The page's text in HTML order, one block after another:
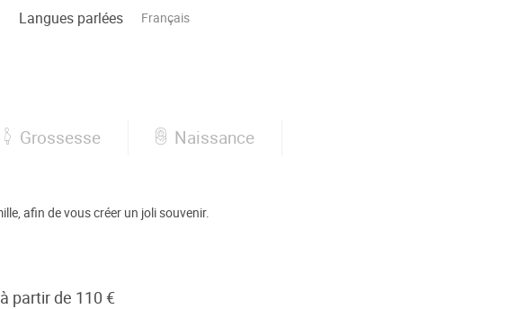
Langues parlées Français
Grossesse Naissance
afin de vous créer un joli souvenir.
partir de 110 €